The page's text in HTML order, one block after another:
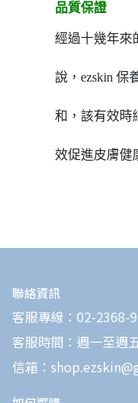
品質保證
經過十幾年來
說， ezskin 保
和，該有效時
效促進皮膚健
聯絡資訊
客服專線：02-2368-
客服時間：週一至週
信箱：